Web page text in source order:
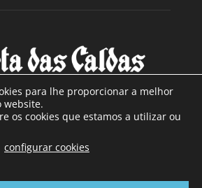
SOBRE NÓS
da Rainha e mais de 90 anos de
com mais de 40.000 leitores por
para lhe proporcionar a melhor
website.
os cookies que estamos a utilizar ou
configurar cookies